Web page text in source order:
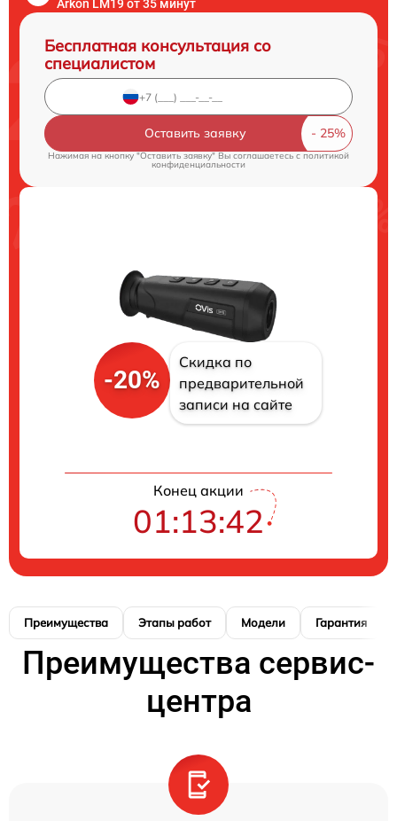
Arkon LM19 от 35 минут
Бесплатная консультация со
специалистом
Оставить заявку
Нажимая на кнопку "Оставить заявку" Вы соглашаетесь c политикой
конфиденциальности
-20%
Скидка по
предварительной
записи на сайте
Конец акции
01:13:42
Преимущества Этапы работ Модели Гарантия
Преимущества сервис-
центра